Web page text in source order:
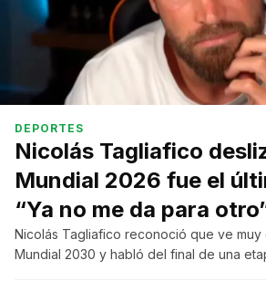
DEPORTES
Nicolás Tagliafico
Mundial 2026 fue el
“Ya no me da para
Nicolás Tagliafico reconoció que ve muy
Mundial 2030 y habló del final de una